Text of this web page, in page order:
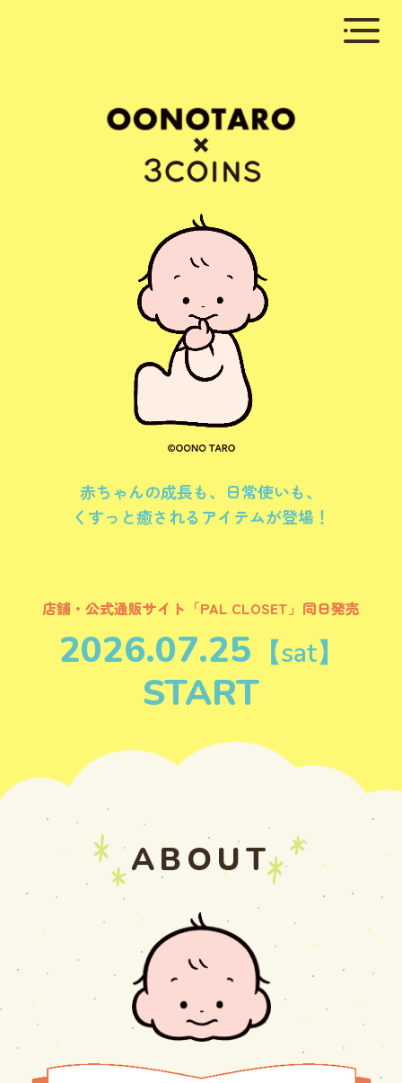
赤ちゃんの成長も、日常使いも、
くすっと癒されるアイテムが登場！
店舗・公式通販サイト「PAL CLOSET」同日発売
2026.07.25 【sat】
START
ABOUT